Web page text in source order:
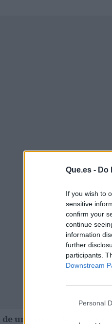
Que.es - Do
If you wish to
sensitive
confirm your
continue
information
further
participants.
Downstream
Personal
una vivienda, piso u